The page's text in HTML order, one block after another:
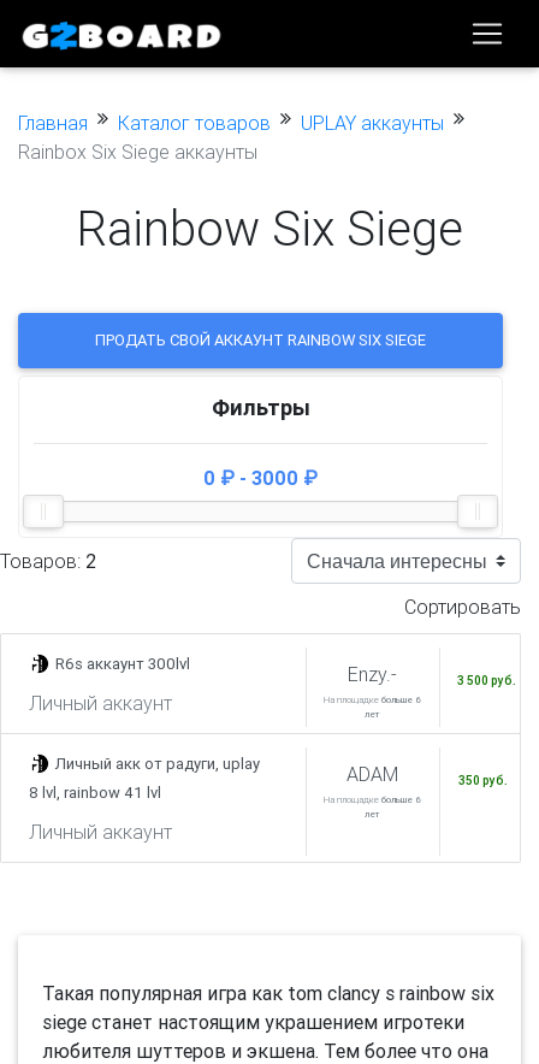
Главная Каталог товаров
UPLAY аккаунты
Rainbox Six Siege аккаунты
Rainbow Six Siege
ПРОДАТЬ СВОЙ АККАУНТ RAINBOW SIX SIEGE
Фильтры
0 ₽ - 3000 ₽
Товаров: 2
Сортировать
R6s аккаунт 300lvl
Личный аккаунт
Enzy.-
На площадке больше 6
лет
3 500 руб.
Личный акк от радуги, uplay
8 lvl, rainbow 41 lvl
Личный аккаунт
ADAM
На площадке больше 6
лет
350 руб.
Такая популярная игра как tom clancy s rainbow six
siege станет настоящим украшением игротеки
любителя шуттеров и экшена. Тем более что она